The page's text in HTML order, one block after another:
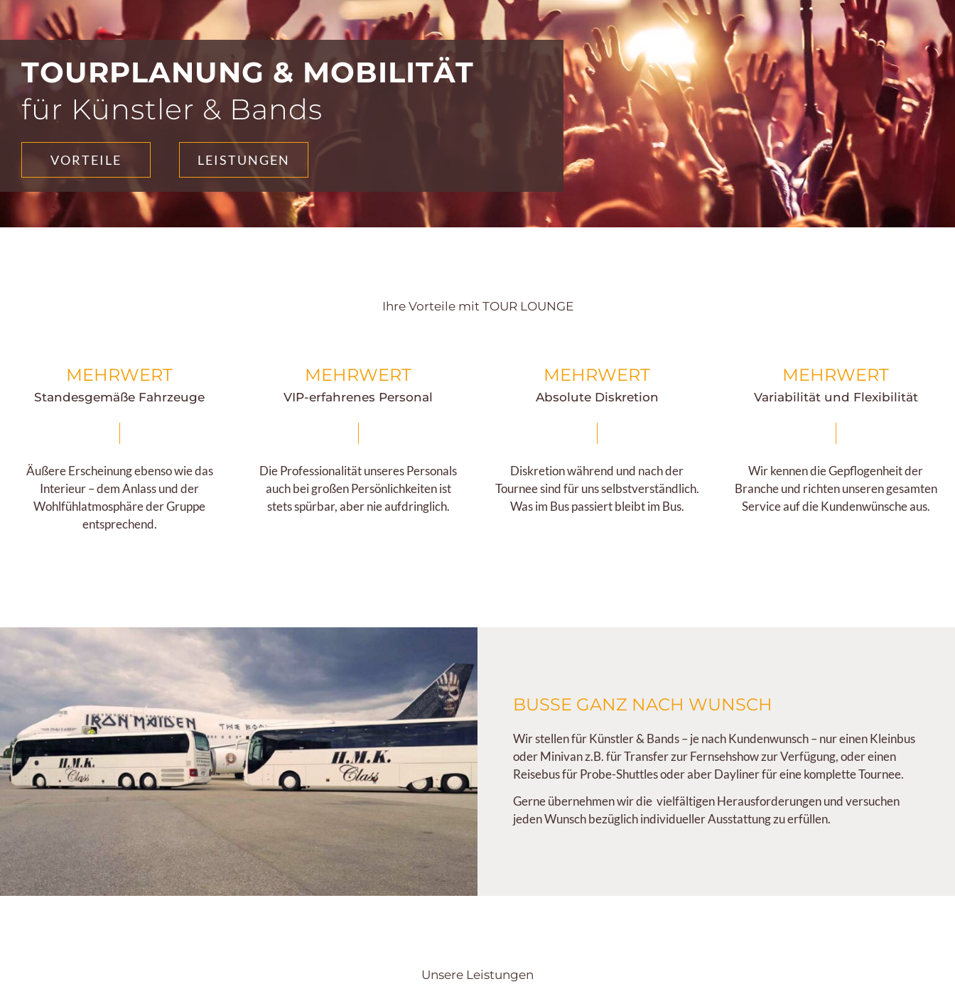
TOURPLANUNG & MOBILITÄT
für Künstler & Bands
VORTEILE LEISTUNGEN
Ihre Vorteile mit TOUR LOUNGE
MEHRWERT
Standesgemäße Fahrzeuge
Äußere Erscheinung ebenso wie das
Interieur – dem Anlass und der
Wohlfühlatmosphäre der Gruppe
entsprechend.
MEHRWERT
VIP-erfahrenes Personal
Die Professionalität unseres Personals
auch bei großen Persönlichkeiten ist
stets spürbar, aber nie aufdringlich.
MEHRWERT
Absolute Diskretion
Diskretion während und nach der
Tournee sind für uns selbstverständlich.
Was im Bus passiert bleibt im Bus.
MEHRWERT
Variabilität und Flexibilität
Wir kennen die Gepflogenheit der
Branche und richten unseren gesamten
Service auf die Kundenwünsche aus.
BUSSE GANZ NACH WUNSCH
Wir stellen für Künstler & Bands – je nach Kundenwunsch – nur einen Kleinbus
oder Minivan z.B. für Transfer zur Fernsehshow zur Verfügung, oder einen
Reisebus für Probe-Shuttles oder aber Dayliner für eine komplette Tournee.
Gerne übernehmen wir die vielfältigen Herausforderungen und versuchen
jeden Wunsch bezüglich individueller Ausstattung zu erfüllen.
Unsere Leistungen